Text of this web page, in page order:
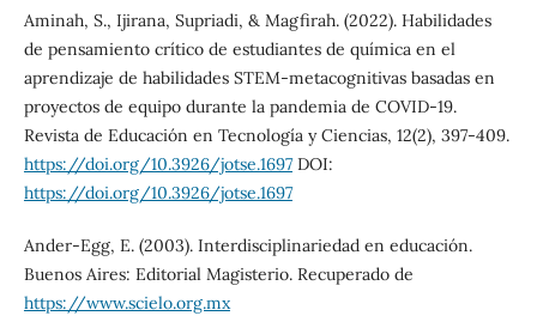
Aminah, S., Ijirana, Supriadi, & Magfirah. (2022). Habilidades
de pensamiento crítico de estudiantes de química en el
aprendizaje de habilidades STEM-metacognitivas basadas en
proyectos de equipo durante la pandemia de COVID-19.
Revista de Educación en Tecnología y Ciencias, 12(2), 397-409.
https://doi.org/10.3926/jotse.1697DOI:
https://doi.org/10.3926/jotse.1697
Ander-Egg, E. (2003). Interdisciplinariedad en educación.
Buenos Aires: Editorial Magisterio. Recuperado de
https://www.scielo.org.mx